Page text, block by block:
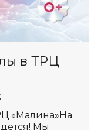
в ТРЦ
«Малина»На
Мы